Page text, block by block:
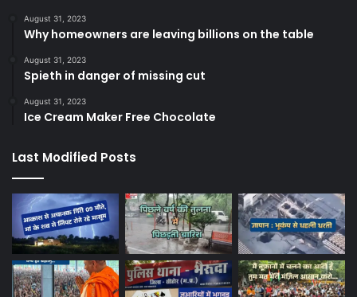
August 31, 2023
Why homeowners are leaving billions on the table
August 31, 2023
Spieth in danger of missing cut
August 31, 2023
Ice Cream Maker Free Chocolate
Last Modified Posts